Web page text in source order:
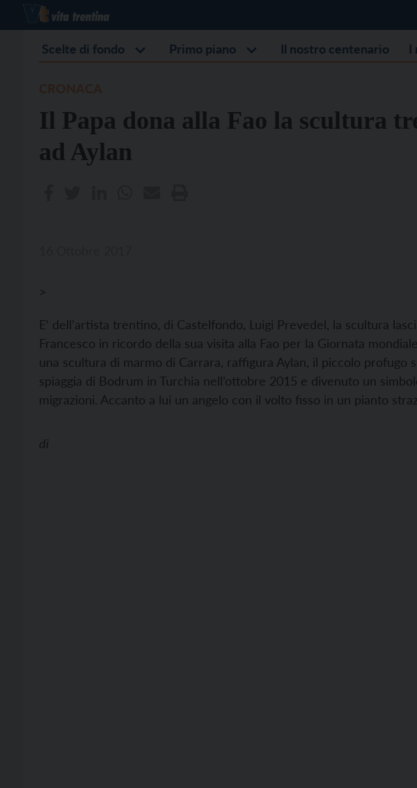
Scelte di fondo Primo piano Il nostro centenario I
Il Papa dona alla Fao la scultura
ad Aylan
>
E’ dell’artista trentino, di Castelfondo, Luigi Prevedel, la scultura
Francesco in ricordo della sua visita alla Fao per la Giornata mondiale
una scultura di marmo di Carrara, raffigura Aylan, il piccolo profugo
spiaggia di Bodrum in Turchia nell’ottobre 2015 e divenuto un
migrazioni. Accanto a lui un angelo con il volto fisso in un pianto
di